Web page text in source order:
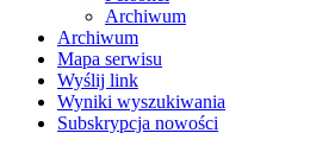
Archiwum
Archiwum
Mapa serwisu
Wyślij link
Wyniki wyszukiwania
Subskrypcja nowości